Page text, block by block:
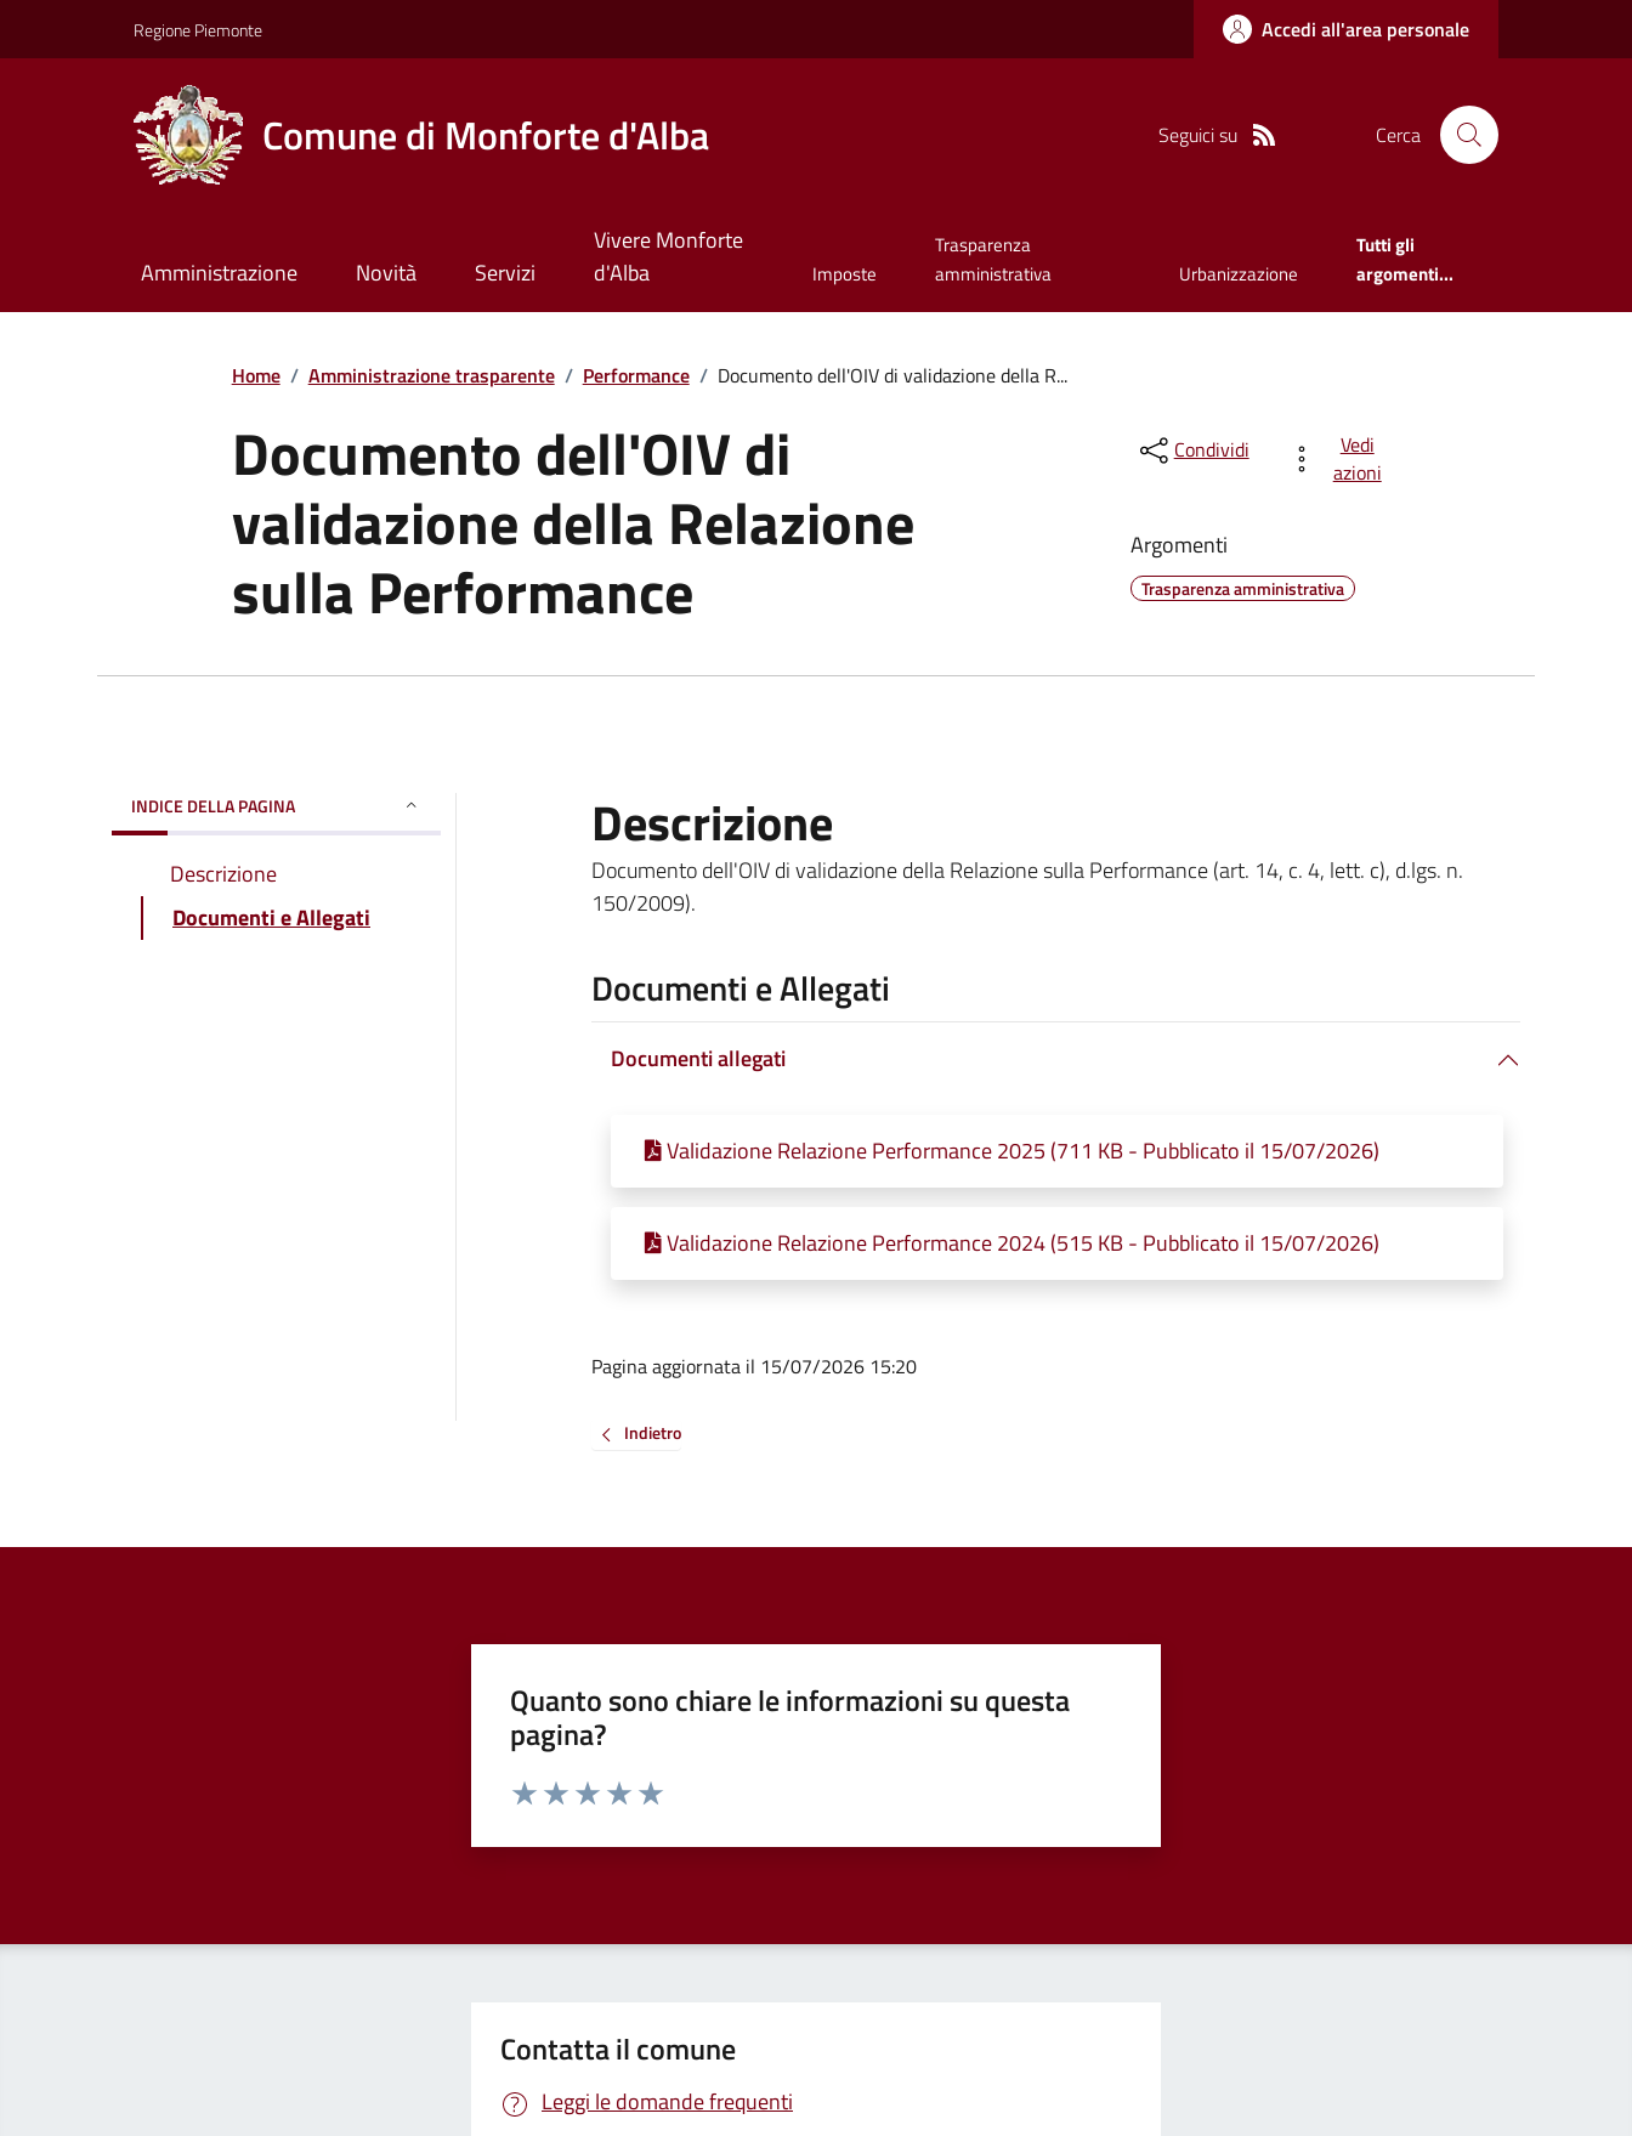
Regione Piemonte Accedi all'area personale
Comune di Monforte d'Alba Seguici su Cerca
Amministrazione Novità Servizi
Vivere Monforte
d'Alba
Imposte
Trasparenza
amministrativa
Urbanizzazione
Tutti gli
argomenti...
Home / Amministrazione trasparente / Performance / Documento dell'OIV di validazione della R...
Documento dell'OIV di
validazione della Relazione
sulla Performance
Condividi
Vedi
azioni
Argomenti
Trasparenza amministrativa
INDICE DELLA PAGINA
Descrizione
Documenti e Allegati
Descrizione
Documento dell'OIV di validazione della Relazione sulla Performance (art. 14, c. 4, lett. c), d.lgs. n.
150/2009).
Documenti e Allegati
Documenti allegati
Validazione Relazione Performance 2025 (711 KB - Pubblicato il 15/07/2026)
Validazione Relazione Performance 2024 (515 KB - Pubblicato il 15/07/2026)
Pagina aggiornata il 15/07/2026 15:20
Indietro
Quanto sono chiare le informazioni su questa
pagina?
Valuta da 1 a 5 stelle la pagina
Contatta il comune
Leggi le domande frequenti